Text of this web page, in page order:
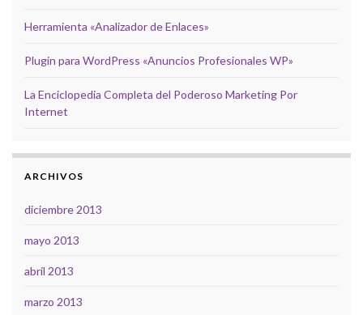
Herramienta «Analizador de Enlaces»
Plugin para WordPress «Anuncios Profesionales WP»
La Enciclopedia Completa del Poderoso Marketing Por
Internet
ARCHIVOS
diciembre 2013
mayo 2013
abril 2013
marzo 2013